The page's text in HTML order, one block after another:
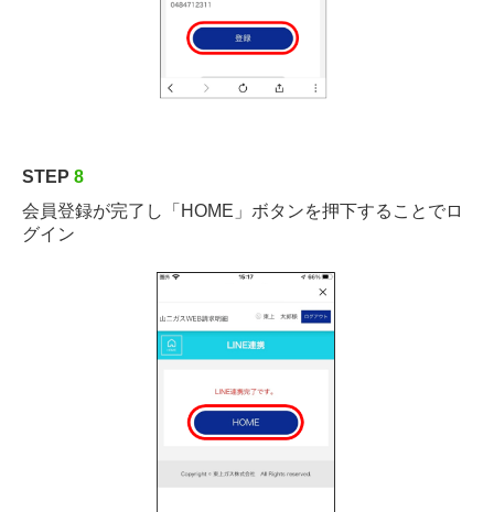
STEP 8
会員登録が完了し「HOME」ボタンを押下することでロ
グイン